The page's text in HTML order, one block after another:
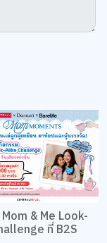
& Me Look-
ที่ B2S